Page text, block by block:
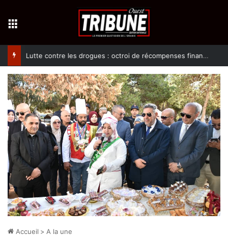
Lutte contre les drogues : octroi de récompenses financières aux dénonciateurs de trafiquants
Accueil > A la une